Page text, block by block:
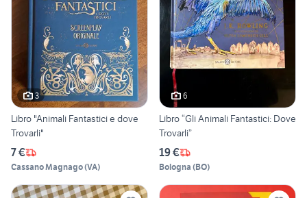
3
Libro "Animali Fantastici e dove
Trovarli"
7 €
Cassano Magnago(VA)
6
Libro “Gli Animali Fantastici: Dove
Trovarli”
19 €
Bologna (BO)